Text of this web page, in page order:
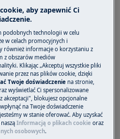
/ chłodziarko-
się z autoryzowanym
komunikat o błędzie
aby zapewnić Ci
podobnych technologii w celu
w celach promocyjnych i
również informacje o korzystaniu z
z obszarów mediów
Klikając „Akceptuj wszystkie pliki
przez nas plików cookie, dzięki
Twoje doświadczenie na stronie,
wyświetlać Ci spersonalizowane
akceptacji", blokujesz opcjonalne
na Twoje doświadczenie
w stanie oferować. Aby uzyskać
nasząInformacją o plikach cookie oraz
osobowych.